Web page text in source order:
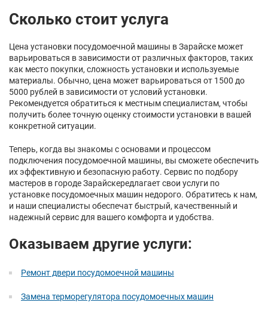
Сколько стоит услуга
Цена установки посудомоечной машины в Зарайске может
варьироваться в зависимости от различных факторов, таких
как место покупки, сложность установки и используемые
материалы. Обычно, цена может варьироваться от 1500 до
5000 рублей в зависимости от условий установки.
Рекомендуется обратиться к местным специалистам, чтобы
получить более точную оценку стоимости установки в вашей
конкретной ситуации.
Теперь, когда вы знакомы с основами и процессом
подключения посудомоечной машины, вы сможете обеспечить
их эффективную и безопасную работу. Сервис по подбору
мастеров в городе Зарайскередлагает свои услуги по
установке посудомоечных машин недорого. Обратитесь к нам,
и наши специалисты обеспечат быстрый, качественный и
надежный сервис для вашего комфорта и удобства.
Оказываем другие услуги:
Ремонт двери посудомоечной машины
Замена терморегулятора посудомоечных машин